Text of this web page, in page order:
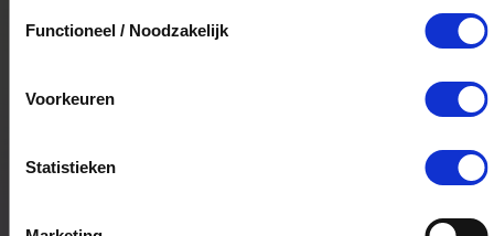
Functioneel / Noodzakelijk
Voorkeuren
Statistieken
Karwei Maassluis
3144CB